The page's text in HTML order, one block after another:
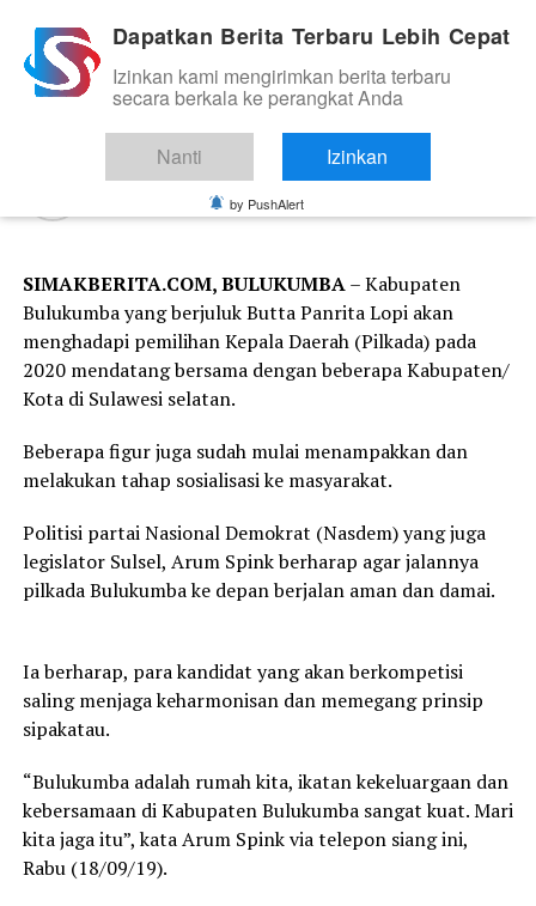
KABAR DAERAH
Bulukumba Rumah Kita
Dipublikasikan 7 tahun lalu pada 18 September 2019
SIMAKBERITA.COM, BULUKUMBA– Kabupaten
Bulukumba yang berjuluk Butta Panrita Lopi akan
menghadapi pemilihan Kepala Daerah (Pilkada) pada
2020 mendatang bersama dengan beberapa Kabupaten/
Kota di Sulawesi selatan.
Beberapa figur juga sudah mulai menampakkan dan
melakukan tahap sosialisasi ke masyarakat.
Politisi partai Nasional Demokrat (Nasdem) yang juga
legislator Sulsel, Arum Spink berharap agar jalannya
pilkada Bulukumba ke depan berjalan aman dan damai.
Ia berharap, para kandidat yang akan berkompetisi
saling menjaga keharmonisan dan memegang prinsip
sipakatau.
“Bulukumba adalah rumah kita, ikatan kekeluargaan dan
kebersamaan di Kabupaten Bulukumba sangat kuat. Mari
kita jaga itu”, kata Arum Spink via telepon siang ini,
Rabu (18/09/19).
Dapatkan Berita Terbaru Lebih Cepat
Izinkan kami mengirimkan berita terbaru
secara berkala ke perangkat Anda
Nanti Izinkan
by PushAlert